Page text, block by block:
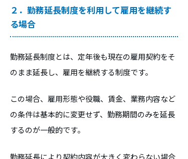
２．勤務延長制度を利用して雇用を継続す
る場合
勤務延長制度とは、定年後も現在の雇用契約をそ
のまま延長し、雇用を継続する制度です。
この場合、雇用形態や役職、賃金、業務内容など
の条件は基本的に変更せず、勤務期間のみを延長
するのが一般的です。
勤務延長により契約内容が大きく変わらない場合